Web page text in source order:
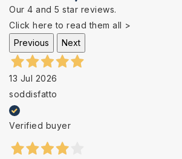
Our 4 and 5 star reviews.
Click here to read them all >
Previous
Next
13 Jul 2026
soddisfatto
Verified buyer